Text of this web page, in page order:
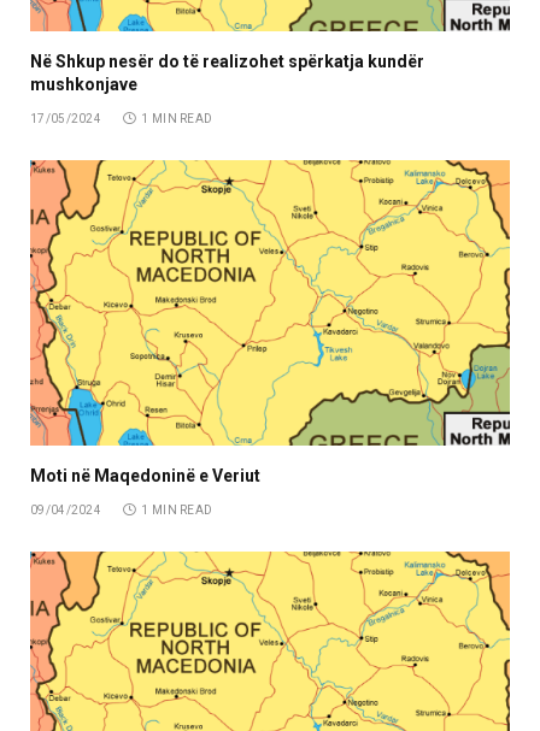
Në Shkup nesër do të realizohet spërkatja kundër
mushkonjave
17/05/2024 1 MIN READ
Moti në Maqedoninë e Veriut
09/04/2024 1 MIN READ